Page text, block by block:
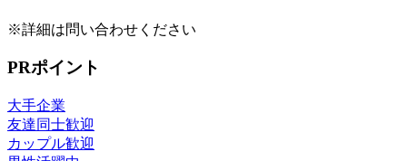
※詳細は問い合わせください
PRポイント
大手企業
友達同士歓迎
カップル歓迎